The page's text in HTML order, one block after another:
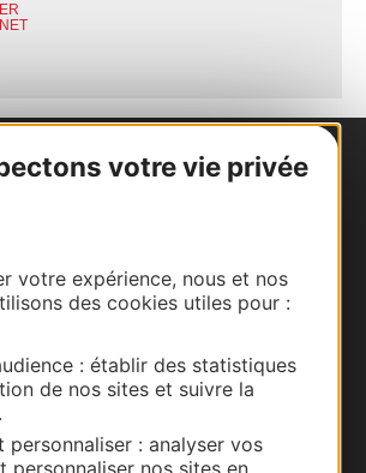
votre vie privée
votre expérience, nous et nos
des cookies utiles pour :
: établir des statistiques
de nos sites et suivre la
personnaliser : analyser vos
personnaliser nos sites en